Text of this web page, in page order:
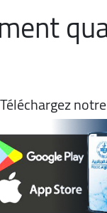
Téléchargez